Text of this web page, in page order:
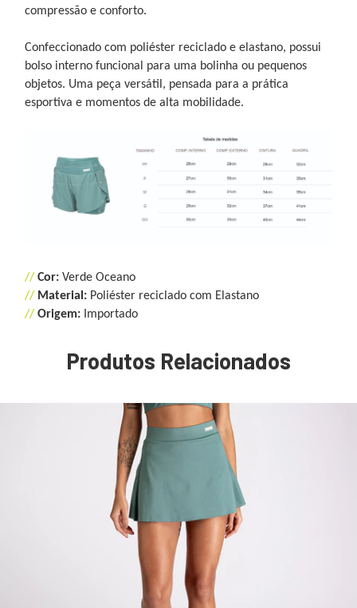
compressão e conforto.
Confeccionado com poliéster reciclado e elastano, possui
bolso interno funcional para uma bolinha ou pequenos
objetos. Uma peça versátil, pensada para a prática
esportiva e momentos de alta mobilidade.
// Cor: Verde Oceano
// Material: Poliéster reciclado com Elastano
// Origem: Importado
Produtos Relacionados